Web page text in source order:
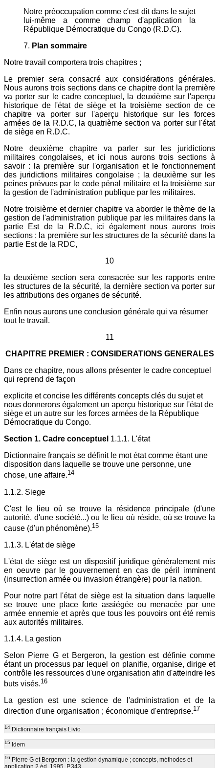
Notre préoccupation comme c'est dit dans le sujet
lui-même a comme champ d'application la
République Démocratique du Congo (R.D.C).
7. Plan sommaire
Notre travail comportera trois chapitres ;
Le premier sera consacré aux considérations générales.
Nous aurons trois sections dans ce chapitre dont la première
va porter sur le cadre conceptuel, la deuxième sur l'aperçu
historique de l'état de siège et la troisième section de ce
chapitre va porter sur l'aperçu historique sur les forces
armées de la R.D.C, la quatrième section va porter sur l'état
de siège en R.D.C.
Notre deuxième chapitre va parler sur les juridictions
militaires congolaises, et ici nous aurons trois sections à
savoir : la première sur l'organisation et le fonctionnement
des juridictions militaires congolaise ; la deuxième sur les
peines prévues par le code pénal militaire et la troisième sur
la gestion de l'administration publique par les militaires.
Notre troisième et dernier chapitre va aborder le thème de la
gestion de l'administration publique par les militaires dans la
partie Est de la R.D.C, ici également nous aurons trois
sections : la première sur les structures de la sécurité dans la
partie Est de la RDC,
10
la deuxième section sera consacrée sur les rapports entre
les structures de la sécurité, la dernière section va porter sur
les attributions des organes de sécurité.
Enfin nous aurons une conclusion générale qui va résumer
tout le travail.
11
CHAPITRE PREMIER : CONSIDERATIONS GENERALES
Dans ce chapitre, nous allons présenter le cadre conceptuel
qui reprend de façon
explicite et concise les différents concepts clés du sujet et
nous donnerons également un aperçu historique sur l'état de
siège et un autre sur les forces armées de la République
Démocratique du Congo.
Section 1. Cadre conceptuel 1.1.1. L'état
Dictionnaire français se définit le mot état comme étant une
disposition dans laquelle se trouve une personne, une
chose, une affaire.14
1.1.2. Siege
C'est le lieu où se trouve la résidence principale (d'une
autorité, d'une société...) ou le lieu où réside, où se trouve la
cause (d'un phénomène).15
1.1.3. L'état de siège
L'état de siège est un dispositif juridique généralement mis
en oeuvre par le gouvernement en cas de péril imminent
(insurrection armée ou invasion étrangère) pour la nation.
Pour notre part l'état de siège est la situation dans laquelle
se trouve une place forte assiégée ou menacée par une
armée ennemie et après que tous les pouvoirs ont été remis
aux autorités militaires.
1.1.4. La gestion
Selon Pierre G et Bergeron, la gestion est définie comme
étant un processus par lequel on planifie, organise, dirige et
contrôle les ressources d'une organisation afin d'atteindre les
buts visés.16
La gestion est une science de l'administration et de la
direction d'une organisation ; économique d'entreprise.17
14 Dictionnaire français Livio
15 Idem
16 Pierre G et Bergeron : la gestion dynamique ; concepts, méthodes et
application.2 éd, 1995. P.343